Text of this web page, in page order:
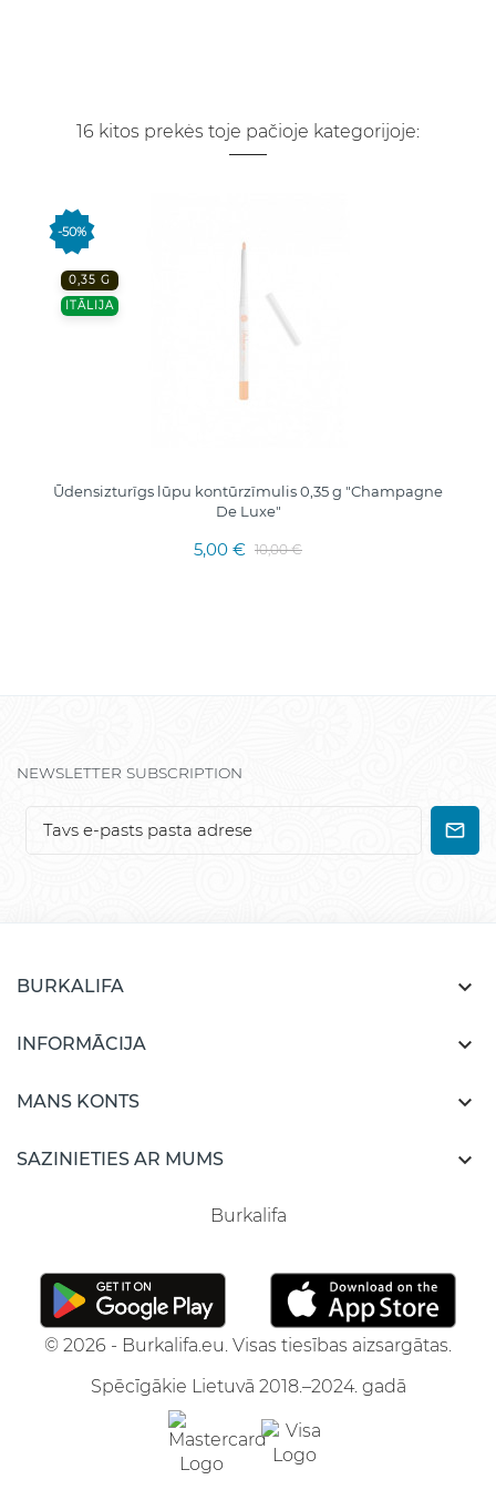
16 kitos prekės toje pačioje kategorijoje:
-50%
0,35 G
ITĀLIJA
Ūdensizturīgs lūpu kontūrzīmulis 0,35 g "Champagne
De Luxe"
5,00 € 10,00 €
NEWSLETTER SUBSCRIPTION
BURKALIFA 
INFORMĀCIJA 
MANS KONTS 
SAZINIETIES AR MUMS 
Burkalifa
© 2026 - Burkalifa.eu. Visas tiesības aizsargātas.
Spēcīgākie Lietuvā 2018.–2024. gadā